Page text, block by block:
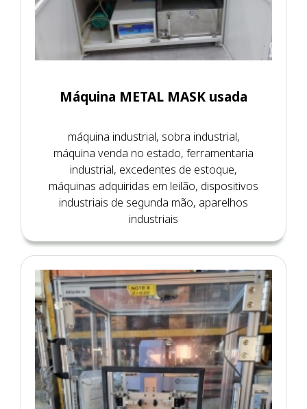
Máquina METAL MASK usada
máquina industrial, sobra industrial,
máquina venda no estado, ferramentaria
industrial, excedentes de estoque,
máquinas adquiridas em leilão, dispositivos
industriais de segunda mão, aparelhos
industriais